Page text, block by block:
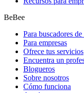
BeBee
Para buscadores
Para empresas
Ofrece tus servicios
Encuentra un
Blogueros
Sobre nosotros
Cómo funciona